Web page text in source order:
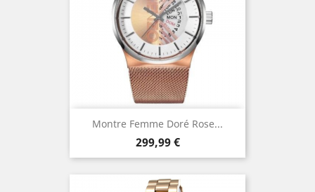
Montre Femme Doré Rose...
Prix
299,99 €